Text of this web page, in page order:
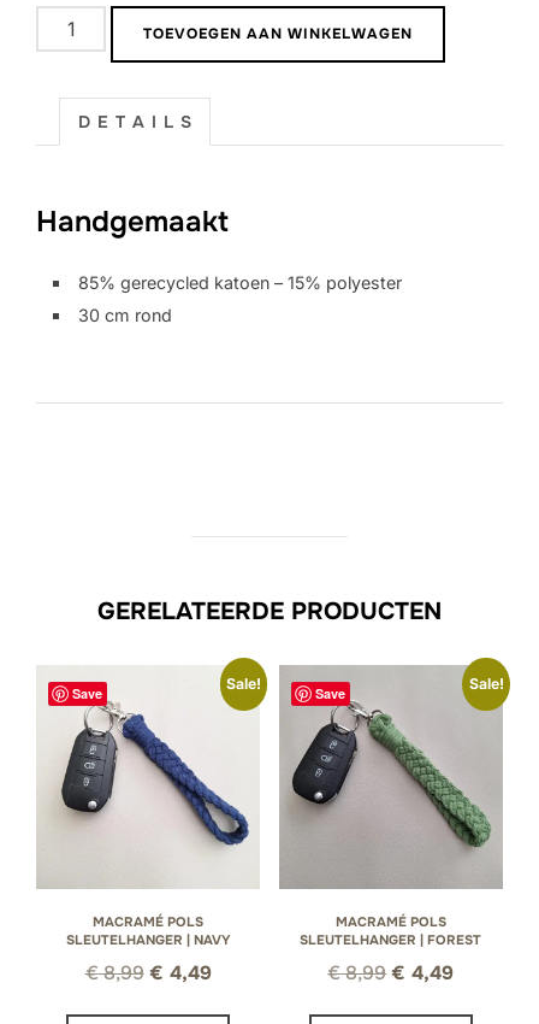
Macramé
Pols
Ivory
TOEVOEGEN AAN WINKELWAGEN
D E T A I L S
Handgemaakt
85% gerecycled katoen – 15% polyester
30 cm rond
GERELATEERDE PRODUCTEN
Save
Sale!
MACRAMÉ POLS
SLEUTELHANGER | NAVY
€8,99 Oorspronkelijke
€ 4,49Huidige
Save
Sale!
MACRAMÉ POLS
SLEUTELHANGER | FOREST
€8,99Oorspronkelijke
€ 4,49Huidige